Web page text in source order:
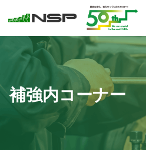
補強内コーナー